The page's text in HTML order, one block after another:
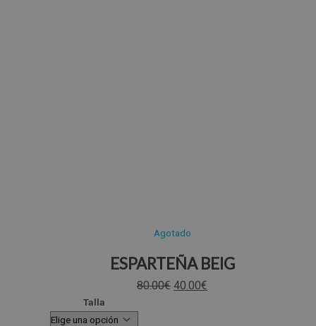
Agotado
ESPARTEÑA BEIG
80.00€ 40.00€
Talla